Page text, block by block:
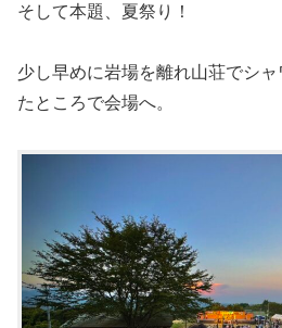
そして本題、夏祭り！
少し早めに岩場を離れ山荘でシ
たところで会場へ。